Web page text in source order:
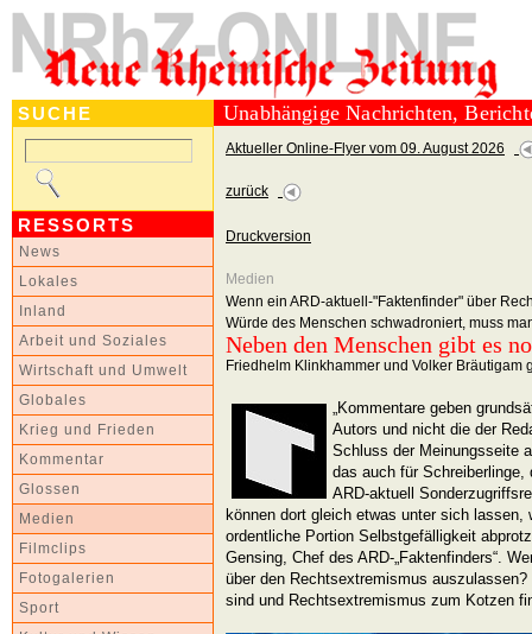
SUCHE
RESSORTS
News
Lokales
Inland
Arbeit und Soziales
Wirtschaft und Umwelt
Globales
Krieg und Frieden
Kommentar
Glossen
Medien
Filmclips
Fotogalerien
Sport
Unabhängige Nachrichten,
Aktueller Online-Flyer vom 09. August 2026
zurück
Druckversion
Medien
Wenn ein ARD-aktuell-"Faktenfinder" über
Würde des Menschen schwadroniert, muss
Neben den Menschen gibt es
Friedhelm Klinkhammer und Volker Bräutigam
„Kommentare geben
Autors und nicht die der
Schluss der Meinungsseite
das auch für
ARD-aktuell
können dort gleich etwas unter sich lassen,
ordentliche Portion Selbstgefälligkeit
Gensing, Chef des ARD-„Faktenfinders“.
über den Rechtsextremismus
sind und Rechtsextremismus zum Kotzen